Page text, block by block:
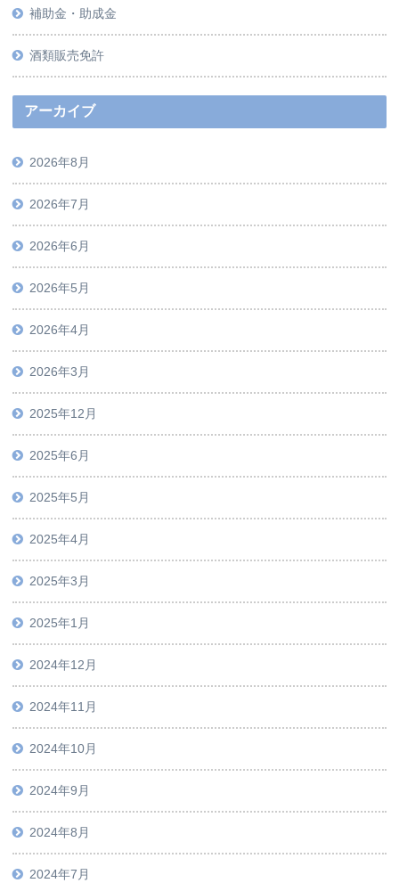
補助金・助成金
酒類販売免許
アーカイブ
2026年8月
2026年7月
2026年6月
2026年5月
2026年4月
2026年3月
2025年12月
2025年6月
2025年5月
2025年4月
2025年3月
2025年1月
2024年12月
2024年11月
2024年10月
2024年9月
2024年8月
2024年7月